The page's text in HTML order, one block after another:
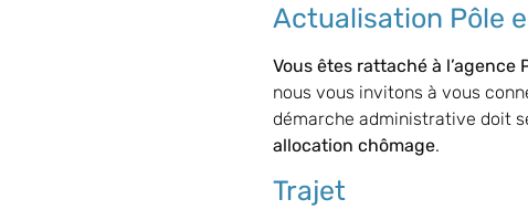
Actualisation Pôle
Vous êtes rattaché à l’agence
nous vous invitons à vous
démarche administrative doit
allocation chômage.
Trajet